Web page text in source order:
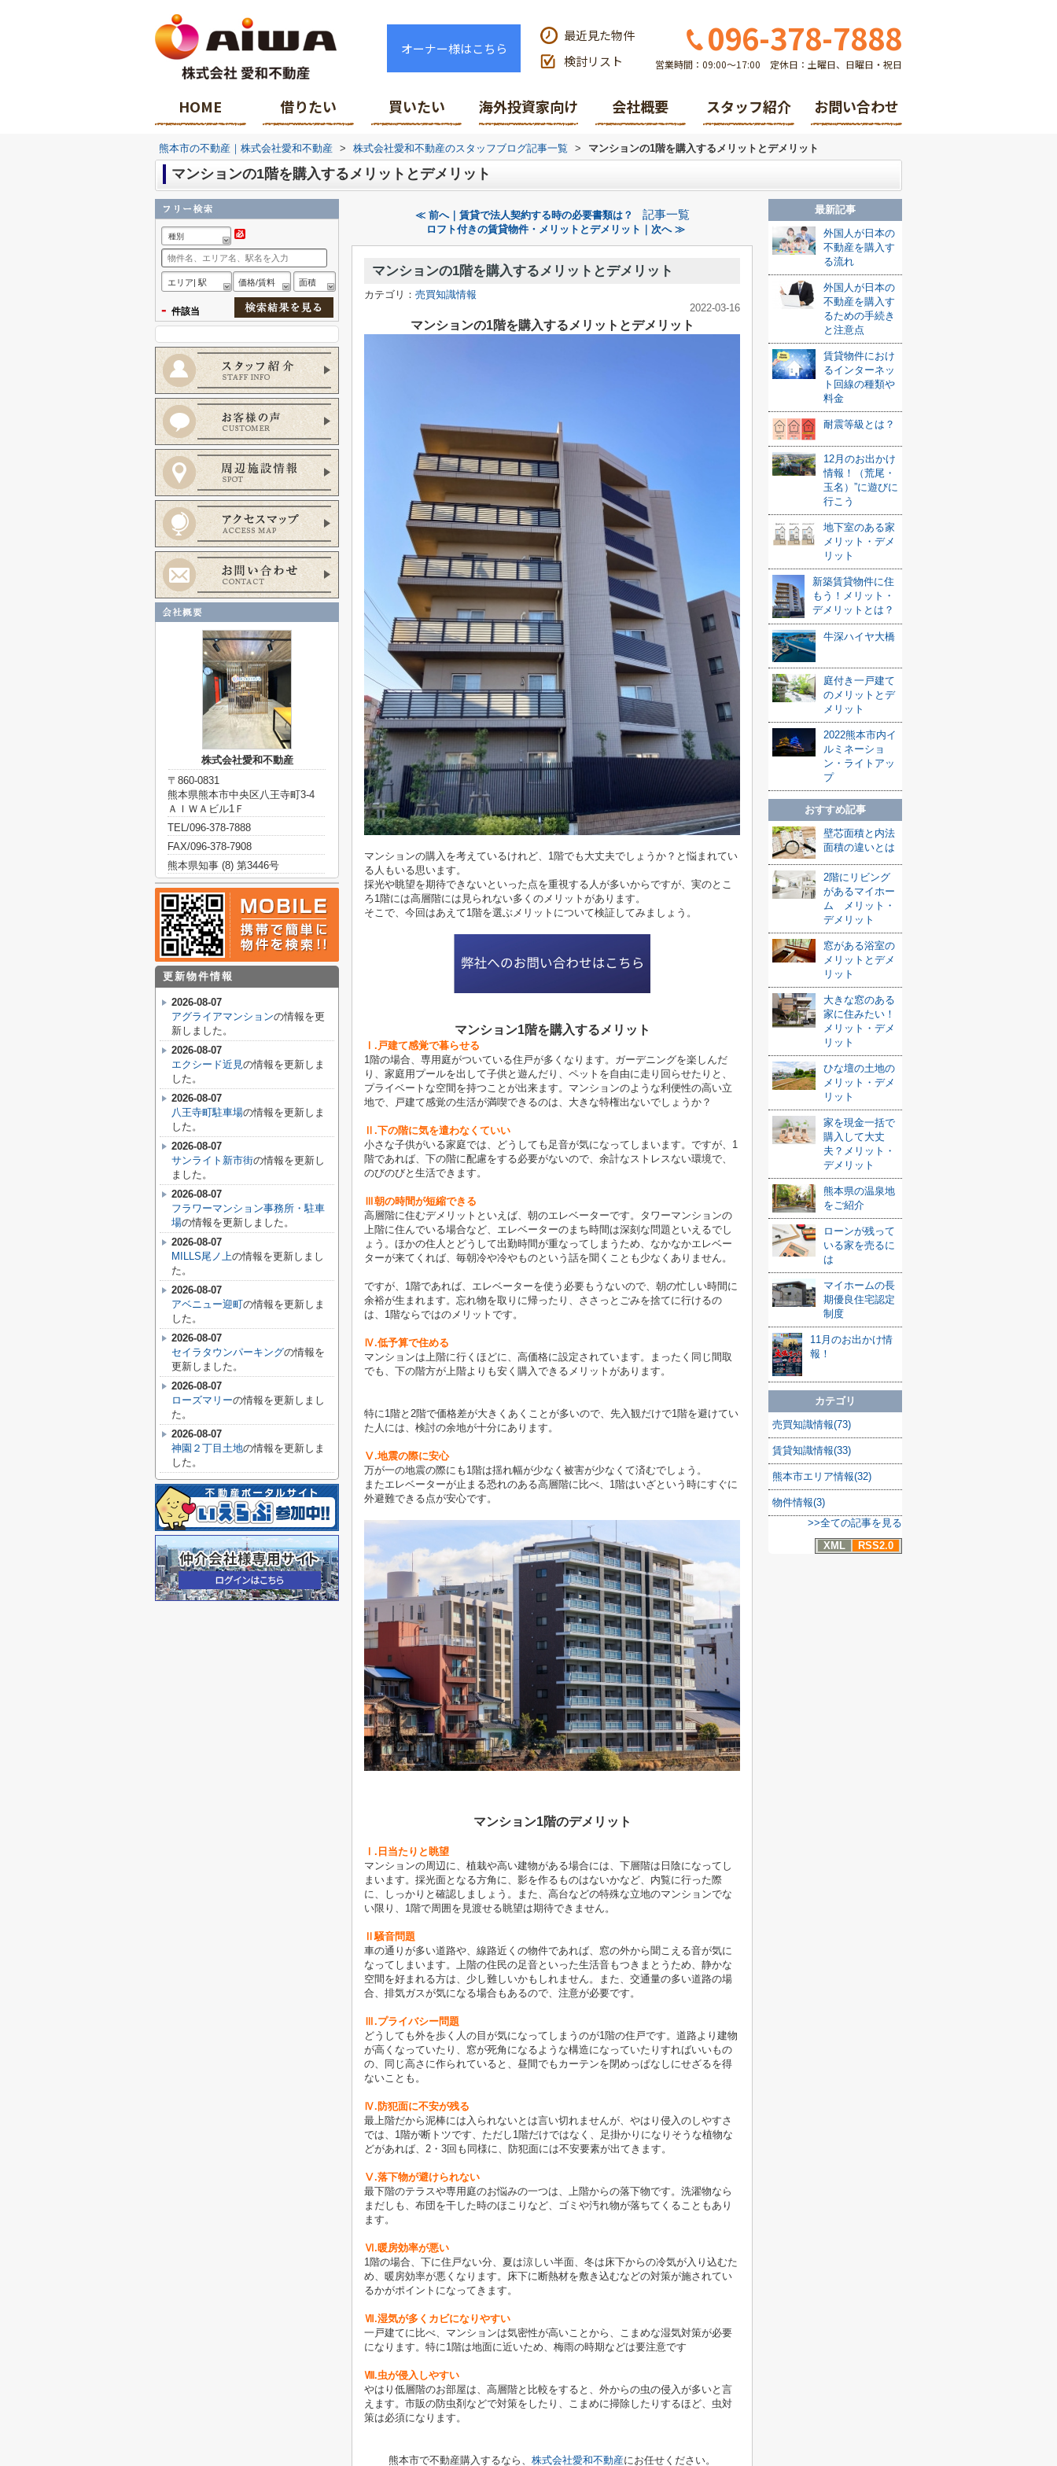
オーナー様はこちら
最近見た物件
検討リスト
096-378-7888
営業時間：09:00～17:00 定休日：土曜日、日曜日・祝日
HOME 借りたい 買いたい 海外投資家向け 会社概要 スタッフ紹介 お問い合わせ
熊本市の不動産｜株式会社愛和不動産 > 株式会社愛和不動産のスタッフブログ記事一覧 > マンションの1階を購入するメリットとデメリット
マンションの1階を購入するメリットとデメリット
≪ 前へ｜賃貸で法人契約する時の必要書類は？ 記事一覧
ロフト付きの賃貸物件・メリットとデメリット｜次へ ≫
マンションの1階を購入するメリットとデメリット
カテゴリ： 売買知識情報
2022-03-16
マンションの1階を購入するメリットとデメリット
マンションの購入を考えているけれど、1階でも大丈夫でしょうか？と悩まれてい
る人もいる思います。
採光や眺望を期待できないといった点を重視する人が多いからですが、実のとこ
ろ1階には高層階には見られない多くのメリットがあります。
そこで、今回はあえて1階を選ぶメリットについて検証してみましょう。
マンション1階を購入するメリット
Ⅰ.戸建て感覚で暮らせる
1階の場合、専用庭がついている住戸が多くなります。ガーデニングを楽しんだ
り、家庭用プールを出して子供と遊んだり、ペットを自由に走り回らせたりと、
プライベートな空間を持つことが出来ます。マンションのような利便性の高い立
地で、戸建て感覚の生活が満喫できるのは、大きな特権出ないでしょうか？
Ⅱ.下の階に気を遣わなくていい
小さな子供がいる家庭では、どうしても足音が気になってしまいます。ですが、1
階であれば、下の階に配慮をする必要がないので、余計なストレスない環境で、
のびのびと生活できます。
Ⅲ朝の時間が短縮できる
高層階に住むデメリットといえば、朝のエレベーターです。タワーマンションの
上階に住んでいる場合など、エレベーターのまち時間は深刻な問題といえるでし
ょう。ほかの住人とどうして出勤時間が重なってしまうため、なかなかエレベー
ターが来てくれば、毎朝冷や冷やものという話を聞くことも少なくありません。
ですが、1階であれば、エレベーターを使う必要もうないので、朝の忙しい時間に
余裕が生まれます。忘れ物を取りに帰ったり、ささっとごみを捨てに行けるの
は、1階ならではのメリットです。
Ⅳ.低予算で住める
マンションは上階に行くほどに、高価格に設定されています。まったく同じ間取
でも、下の階方が上階よりも安く購入できるメリットがあります。
特に1階と2階で価格差が大きくあくことが多いので、先入観だけで1階を避けてい
た人には、検討の余地が十分にあります。
Ⅴ.地震の際に安心
万が一の地震の際にも1階は揺れ幅が少なく被害が少なくて済むでしょう。
またエレベーターが止まる恐れのある高層階に比べ、1階はいざという時にすぐに
外避難できる点が安心です。
マンション1階のデメリット
Ⅰ.日当たりと眺望
マンションの周辺に、植栽や高い建物がある場合には、下層階は日陰になってし
まいます。採光面となる方角に、影を作るものはないかなど、内覧に行った際
に、しっかりと確認しましょう。また、高台などの特殊な立地のマンションでな
い限り、1階で周囲を見渡せる眺望は期待できません。
Ⅱ騒音問題
車の通りが多い道路や、線路近くの物件であれば、窓の外から聞こえる音が気に
なってしまいます。上階の住民の足音といった生活音もつきまとうため、静かな
空間を好まれる方は、少し難しいかもしれません。また、交通量の多い道路の場
合、排気ガスが気になる場合もあるので、注意が必要です。
Ⅲ.プライバシー問題
どうしても外を歩く人の目が気になってしまうのが1階の住戸です。道路より建物
が高くなっていたり、窓が死角になるような構造になっていたりすればいいもの
の、同じ高さに作られていると、昼間でもカーテンを閉めっぱなしにせざるを得
ないことも。
Ⅳ.防犯面に不安が残る
最上階だから泥棒には入られないとは言い切れませんが、やはり侵入のしやすさ
では、1階が断トツです、ただし1階だけではなく、足掛かりになりそうな植物な
どがあれば、2・3回も同様に、防犯面には不安要素が出てきます。
Ⅴ.落下物が避けられない
最下階のテラスや専用庭のお悩みの一つは、上階からの落下物です。洗濯物なら
まだしも、布団を干した時のほこりなど、ゴミや汚れ物が落ちてくることもあり
ます。
Ⅵ.暖房効率が悪い
1階の場合、下に住戸ない分、夏は涼しい半面、冬は床下からの冷気が入り込むた
め、暖房効率が悪くなります。床下に断熱材を敷き込むなどの対策が施されてい
るかがポイントになってきます。
Ⅶ.湿気が多くカビになりやすい
一戸建てに比べ、マンションは気密性が高いことから、こまめな湿気対策が必要
になります。特に1階は地面に近いため、梅雨の時期などは要注意です
Ⅷ.虫が侵入しやすい
やはり低層階のお部屋は、高層階と比較をすると、外からの虫の侵入が多いと言
えます。市販の防虫剤などで対策をしたり、こまめに掃除したりするほど、虫対
策は必須になります。
熊本市で不動産購入するなら、 株式会社愛和不動産にお任せください。
最新記事
外国人が日本の
不動産を購入す
る流れ
外国人が日本の
不動産を購入す
るための手続き
と注意点
賃貸物件におけ
るインターネッ
ト回線の種類や
料金
耐震等級とは？
12月のお出かけ
情報！（荒尾・
玉名）”に遊びに
行こう
地下室のある家
メリット・デメ
リット
新築賃貸物件に住
もう！メリット・
デメリットとは？
牛深ハイヤ大橋
庭付き一戸建て
のメリットとデ
メリット
2022熊本市内イ
ルミネーショ
ン・ライトアッ
プ
おすすめ記事
壁芯面積と内法
面積の違いとは
2階にリビング
があるマイホー
ム メリット・
デメリット
窓がある浴室の
メリットとデメ
リット
大きな窓のある
家に住みたい！
メリット・デメ
リット
ひな壇の土地の
メリット・デメ
リット
家を現金一括で
購入して大丈
夫？メリット・
デメリット
熊本県の温泉地
をご紹介
ローンが残って
いる家を売るに
は
マイホームの長
期優良住宅認定
制度
11月のお出かけ情
報！
カテゴリ
売買知識情報(73)
賃貸知識情報(33)
熊本市エリア情報(32)
物件情報(3)
>>全ての記事を見る
XML
RSS2.0
種別
エリア| 駅 価格/賃料 面積
- 件該当
株式会社愛和不動産
〒860-0831
熊本県熊本市中央区八王寺町3-4
ＡＩＷＡビル1Ｆ
TEL/096-378-7888
FAX/096-378-7908
熊本県知事 (8) 第3446号
更新物件情報
2026-08-07
アグライアマンションの情報を更
新しました。
2026-08-07
エクシード近見 の情報を更新しま
した。
2026-08-07
八王寺町駐車場の情報を更新しま
した。
2026-08-07
サンライト新市街の情報を更新し
ました。
2026-08-07
フラワーマンション事務所・駐車
場の情報を更新しました。
2026-08-07
MILLS尾ノ上の情報を更新しまし
た。
2026-08-07
アベニュー迎町の情報を更新しま
した。
2026-08-07
セイラタウンパーキングの情報を
更新しました。
2026-08-07
ローズマリーの情報を更新しまし
た。
2026-08-07
神園２丁目土地の情報を更新しま
した。